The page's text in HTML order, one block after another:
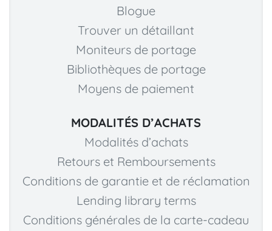
Blogue
Trouver un détaillant
Moniteurs de portage
Bibliothèques de portage
Moyens de paiement
MODALITÉS D’ACHATS
Modalités d’achats
Retours et Remboursements
Conditions de garantie et de réclamation
Lending library terms
Conditions générales de la carte-cadeau